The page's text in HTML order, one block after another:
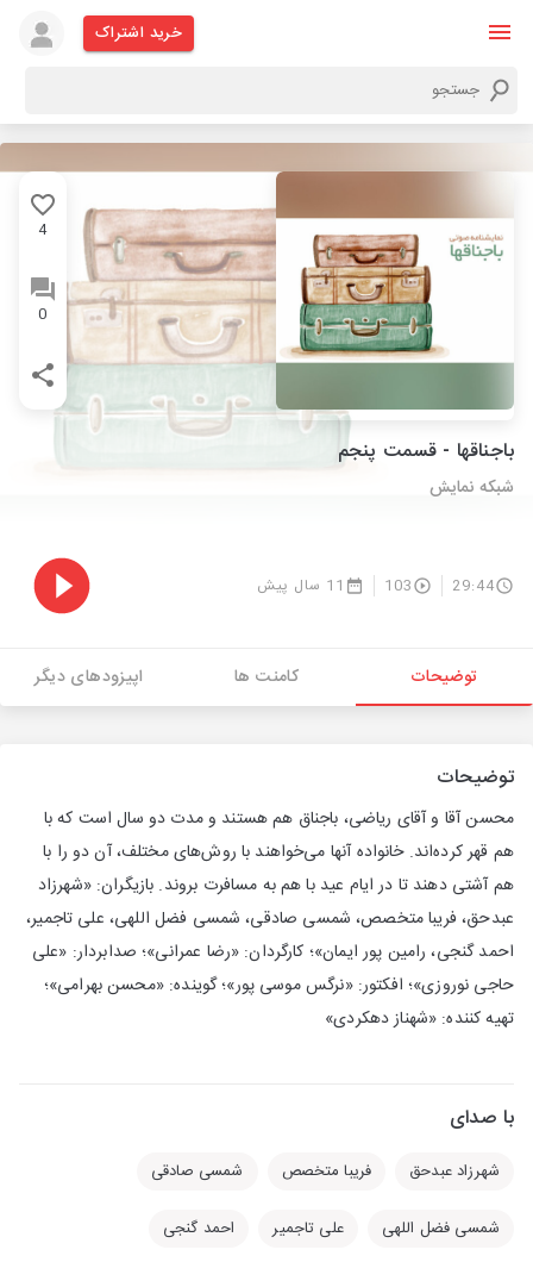
خرید اشتراک
4
0
باجناقها - قسمت پنجم
شبکه نمایش
29:44
103 11 سال پیش
توضیحات کامنت ها اپیزودهای دیگر
توضیحات
محسن آقا و آقای ریاضی، باجناق هم هستند و مدت دو سال است که با
هم قهر کرده‌اند. خانواده آنها می‌خواهند با روش‌های مختلف، آن دو را با
هم آشتی دهند تا در ایام عید با هم به مسافرت بروند. بازیگران: «شهرزاد
عبدحق، فریبا متخصص، شمسی صادقی، شمسی فضل اللهی، علی تاجمیر،
احمد گنجی، رامین پور ایمان»؛ کارگردان: «رضا عمرانی»؛ صدابردار: «علی
حاجی نوروزی»؛ افکتور: «نرگس موسی پور»؛ گوینده: «محسن بهرامی»؛
تهیه کننده: «شهناز دهکردی»
با صدای
شهرزاد عبدحق فریبا متخصص شمسی صادقی
شمسی فضل اللهی علی تاجمیر احمد گنجی